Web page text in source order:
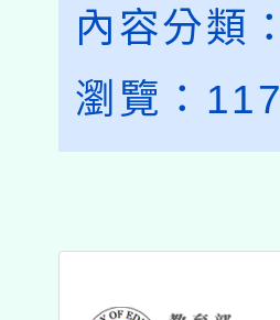
內容分類：
瀏覽： 117